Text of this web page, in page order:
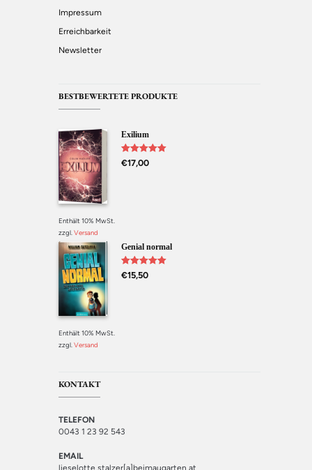
Impressum
Erreichbarkeit
Newsletter
BESTBEWERTETE PRODUKTE
Exilium
Bewertet mit
5.00von 5
€17,00
Enthält 10% MwSt.
zzgl.Versand
Genial normal
Bewertet mit
5.00von 5
€15,50
Enthält 10% MwSt.
zzgl.Versand
KONTAKT
TELEFON
0043 1 23 92 543
EMAIL